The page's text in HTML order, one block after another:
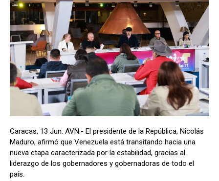
Caracas, 13 Jun. AVN.- El presidente de la República, Nicolás
Maduro, afirmó que Venezuela está transitando hacia una
nueva etapa caracterizada por la estabilidad, gracias al
liderazgo de los gobernadores y gobernadoras de todo el
país.